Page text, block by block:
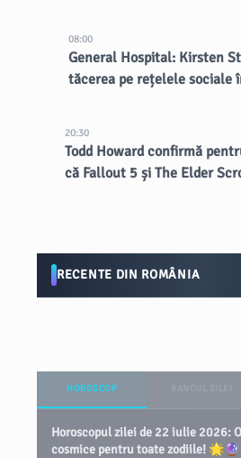
08:00
General Hospital: Kirsten
tăcerea pe rețelele sociale
20:30
Todd Howard confirmă
că Fallout 5 și The Elder
RECENTE DIN ROMÂNIA
HOROSCOP
Horoscopul zilei de 22 iulie 2026:
cosmice pentru toate zodiile! 🌟🔮